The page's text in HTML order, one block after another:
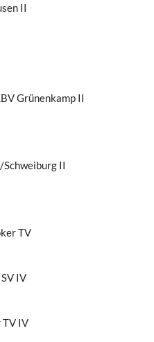
II
Grünenkamp II
Schweiburg II
TV
IV
TV IV